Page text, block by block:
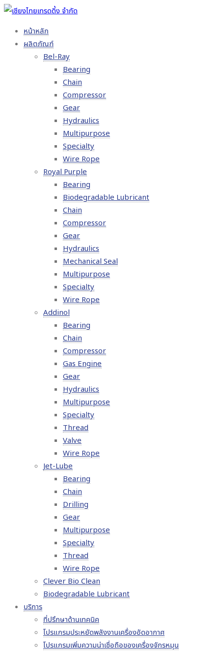
หน้าหลัก
ผลิตภัณฑ์
Bel-Ray
Bearing
Chain
Compressor
Gear
Hydraulics
Multipurpose
Specialty
Wire Rope
Royal Purple
Bearing
Biodegradable Lubricant
Chain
Compressor
Gear
Hydraulics
Mechanical Seal
Multipurpose
Specialty
Wire Rope
Addinol
Bearing
Chain
Compressor
Gas Engine
Gear
Hydraulics
Multipurpose
Specialty
Thread
Valve
Wire Rope
Jet-Lube
Bearing
Chain
Drilling
Gear
Multipurpose
Specialty
Thread
Wire Rope
Clever Bio Clean
Biodegradable Lubricant
บริการ
ที่ปรึกษาด้านเทคนิค
โปรแกรมประหยัดพลังงานเครื่องอัดอากาศ
โปรแกรมเพิ่มความน่าเชื่อถือของเครื่องจักรหมุน